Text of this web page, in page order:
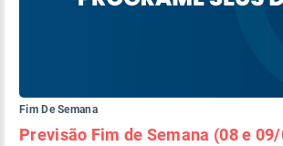
Fim De Semana
Previsão Fim de Semana (08 e